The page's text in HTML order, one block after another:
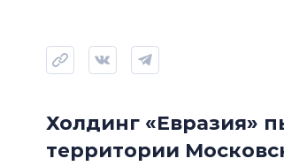
Холдинг «Евразия»
территории